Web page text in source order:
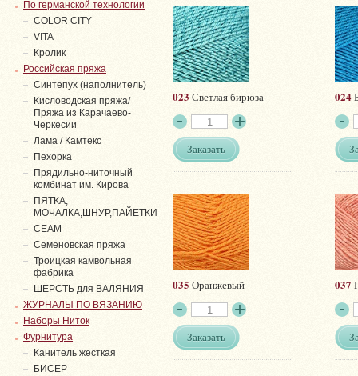
023 Светлая бирюза
Заказать
024
035 Оранжевый
Заказать
037
По германской технологии
COLOR CITY
VITA
Кролик
Российская пряжа
Синтепух (наполнитель)
Кисловодская пряжа/
Пряжа из Карачаево-
Черкесии
Лама / Камтекс
Пехорка
Прядильно-ниточный
комбинат им. Кирова
ПЯТКА,
МОЧАЛКА,ШНУР,ПАЙЕТКИ
СЕАМ
Семеновская пряжа
Троицкая камвольная
фабрика
ШЕРСТЬ для ВАЛЯНИЯ
ЖУРНАЛЫ ПО ВЯЗАНИЮ
Наборы Ниток
Фурнитура
Канитель жесткая
БИСЕР